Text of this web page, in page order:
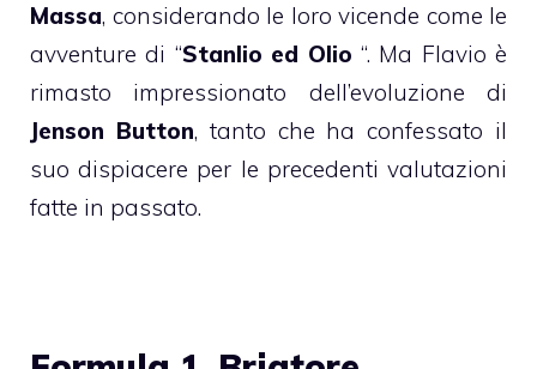
Massa, considerando le loro vicende come le
avventure di “Stanlio ed Olio “. Ma Flavio è
rimasto impressionato dell’evoluzione di
Jenson Button, tanto che ha confessato il
suo dispiacere per le precedenti valutazioni
fatte in passato.